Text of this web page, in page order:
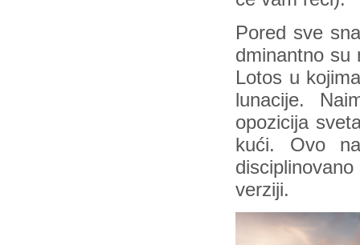
Pored sve
dminantno
Lotos u
lunacije.
opozicija
kući. Ovo
verziji.